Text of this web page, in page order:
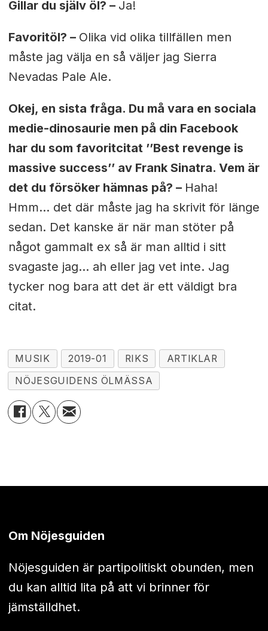
Gillar du själv öl? – Ja!
Favoritöl? – Olika vid olika tillfällen men
måste jag välja en så väljer jag Sierra
Nevadas Pale Ale.
Okej, en sista fråga. Du må vara en sociala
medie-dinosaurie men på din Facebook
har du som favoritcitat ’’Best revenge is
massive success’’ av Frank Sinatra. Vem är
det du försöker hämnas på? – Haha!
Hmm… det där måste jag ha skrivit för länge
sedan. Det kanske är när man stöter på
något gammalt ex så är man alltid i sitt
svagaste jag… ah eller jag vet inte. Jag
tycker nog bara att det är ett väldigt bra
citat.
MUSIK 2019-01 RIKS
ARTIKLAR
NÖJESGUIDENS ÖLMÄSSA
Om Nöjesguiden
Nöjesguiden är partipolitiskt obunden, men
du kan alltid lita på att vi brinner för
jämställdhet.